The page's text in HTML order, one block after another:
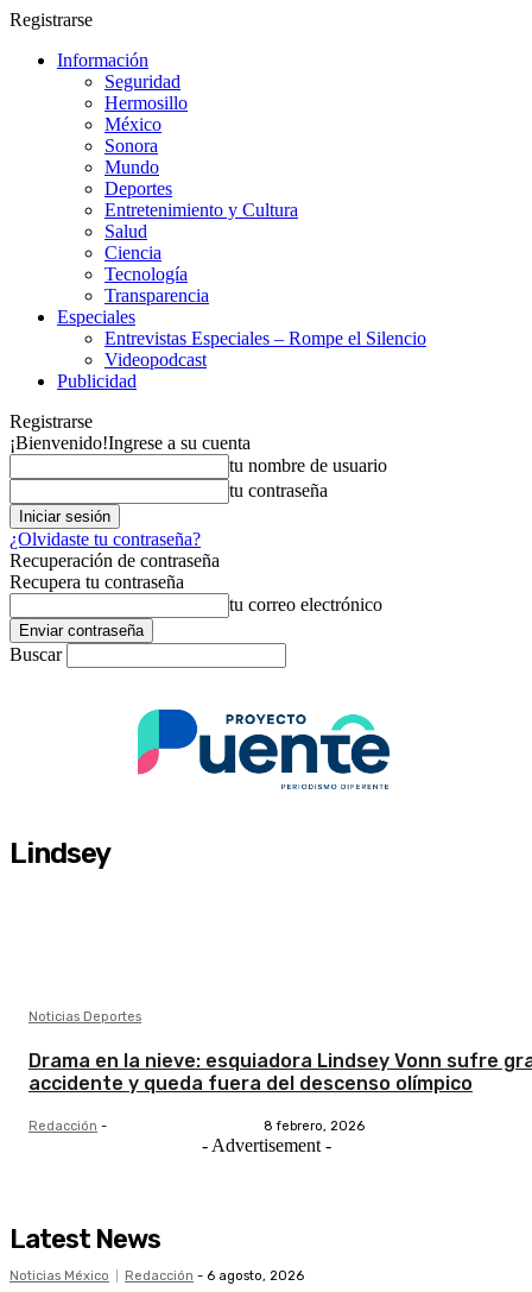
Registrarse
Información
Seguridad
Hermosillo
México
Sonora
Mundo
Deportes
Entretenimiento y Cultura
Salud
Ciencia
Tecnología
Transparencia
Especiales
Entrevistas Especiales – Rompe el Silencio
Videopodcast
Publicidad
Registrarse
¡Bienvenido!Ingrese a su cuenta
tu nombre de usuario
tu contraseña
¿Olvidaste tu contraseña?
Recuperación de contraseña
Recupera tu contraseña
tu correo electrónico
Buscar
Lindsey
Noticias Deportes
Drama en la nieve: esquiadora Lindsey Vonn sufre
accidente y queda fuera del descenso olímpico
Redacción - 8 febrero, 2026
- Advertisement -
Latest News
Noticias México Redacción - 6 agosto, 2026